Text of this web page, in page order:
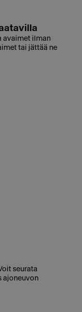
avaimet ilman
tai jättää ne
seurata
ajoneuvon